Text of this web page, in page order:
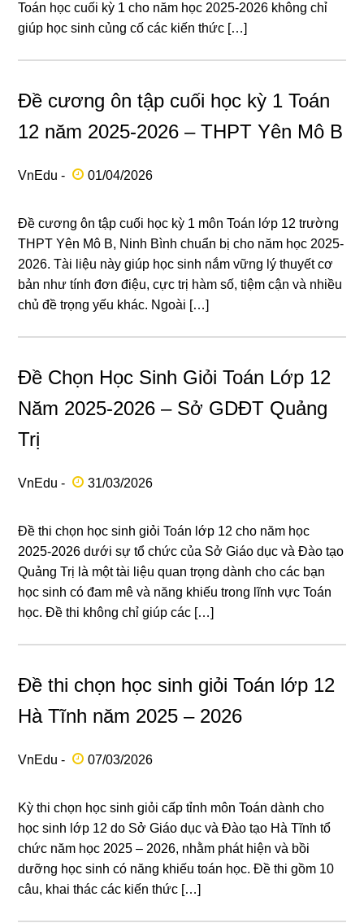
Toán học cuối kỳ 1 cho năm học 2025-2026 không chỉ
giúp học sinh củng cố các kiến thức […]
Đề cương ôn tập cuối học kỳ 1 Toán
12 năm 2025-2026 – THPT Yên Mô B
VnEdu - 01/04/2026
Đề cương ôn tập cuối học kỳ 1 môn Toán lớp 12 trường
THPT Yên Mô B, Ninh Bình chuẩn bị cho năm học 2025-
2026. Tài liệu này giúp học sinh nắm vững lý thuyết cơ
bản như tính đơn điệu, cực trị hàm số, tiệm cận và nhiều
chủ đề trọng yếu khác. Ngoài […]
Đề Chọn Học Sinh Giỏi Toán Lớp 12
Năm 2025-2026 – Sở GDĐT Quảng
Trị
VnEdu - 31/03/2026
Đề thi chọn học sinh giỏi Toán lớp 12 cho năm học
2025-2026 dưới sự tổ chức của Sở Giáo dục và Đào tạo
Quảng Trị là một tài liệu quan trọng dành cho các bạn
học sinh có đam mê và năng khiếu trong lĩnh vực Toán
học. Đề thi không chỉ giúp các […]
Đề thi chọn học sinh giỏi Toán lớp 12
Hà Tĩnh năm 2025 – 2026
VnEdu - 07/03/2026
Kỳ thi chọn học sinh giỏi cấp tỉnh môn Toán dành cho
học sinh lớp 12 do Sở Giáo dục và Đào tạo Hà Tĩnh tổ
chức năm học 2025 – 2026, nhằm phát hiện và bồi
dưỡng học sinh có năng khiếu toán học. Đề thi gồm 10
câu, khai thác các kiến thức […]